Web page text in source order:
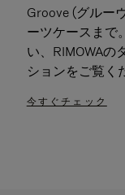
Groove (グルー
ーツケースまで
い、RIMOWAの
ションをご覧く
今すぐチェック